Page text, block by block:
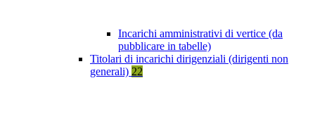
Incarichi amministrativi di vertice (da
pubblicare in tabelle)
Titolari di incarichi dirigenziali (dirigenti non
generali) 22